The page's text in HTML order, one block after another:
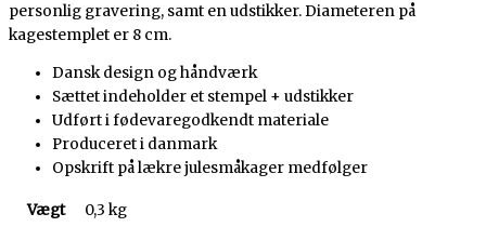
personlig gravering, samt en udstikker. Diameteren på
kagestemplet er 8 cm.
Dansk design og håndværk
Sættet indeholder et stempel + udstikker
Udført i fødevaregodkendt materiale
Produceret i danmark
Opskrift på lækre julesmåkager medfølger
Vægt
0,3 kg